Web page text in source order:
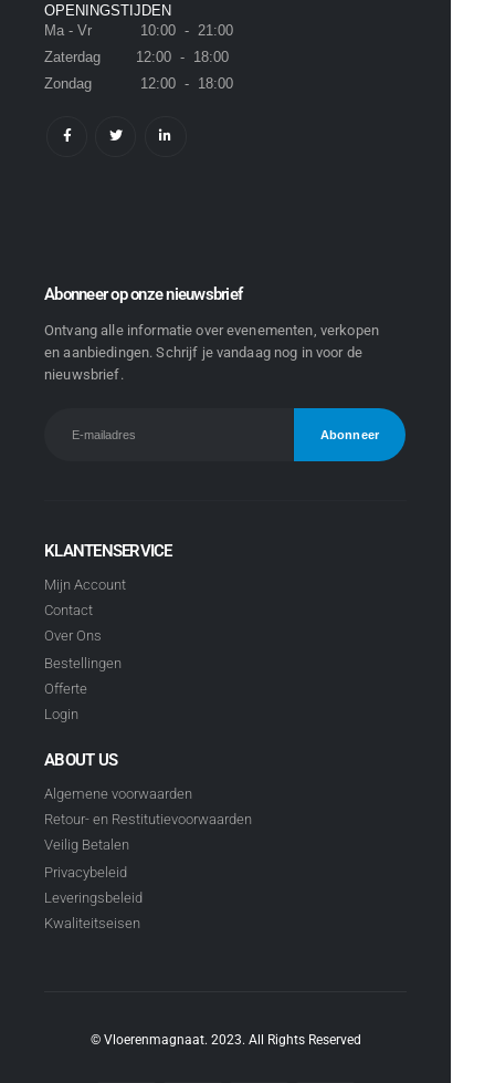
OPENINGSTIJDEN
Ma - Vr 10:00 - 21:00
Zaterdag 12:00 - 18:00
Zondag 12:00 - 18:00
Abonneer op onze nieuwsbrief
Ontvang alle informatie over evenementen, verkopen
en aanbiedingen. Schrijf je vandaag nog in voor de
nieuwsbrief.
KLANTENSERVICE
Mijn Account
Contact
Over Ons
Bestellingen
Offerte
Login
ABOUT US
Algemene voorwaarden
Retour- en Restitutievoorwaarden
Veilig Betalen
Privacybeleid
Leveringsbeleid
Kwaliteitseisen
© Vloerenmagnaat. 2023. All Rights Reserved